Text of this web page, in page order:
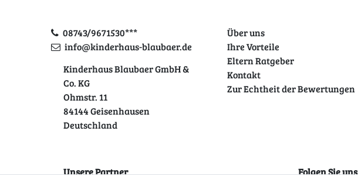
08743/9671530***
info@kinderhaus-blaubaer.de
Kinderhaus Blaubaer GmbH &
Co. KG
Ohmstr. 11
84144 Geisenhausen
Deutschland
Über uns
Ihre Vorteile
Eltern Ratgeber
Kontakt
Zur Echtheit der Bewertungen
Unsere Partner Folgen Sie uns